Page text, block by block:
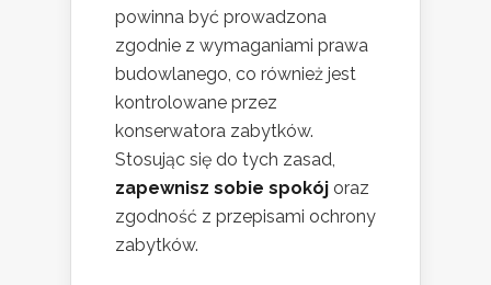
powinna być prowadzona
zgodnie z wymaganiami prawa
budowlanego, co również jest
kontrolowane przez
konserwatora zabytków.
Stosując się do tych zasad,
zapewnisz sobie spokój oraz
zgodność z przepisami ochrony
zabytków.